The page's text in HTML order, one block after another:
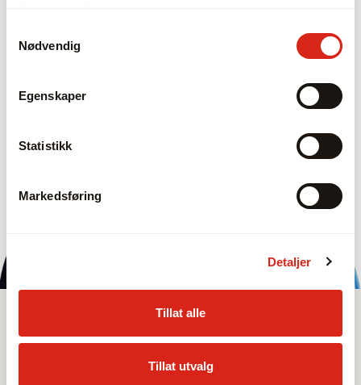
Nødvendig
Egenskaper
Statistikk
Markedsføring
Detaljer
Tillat alle
Tillat utvalg
Produkter